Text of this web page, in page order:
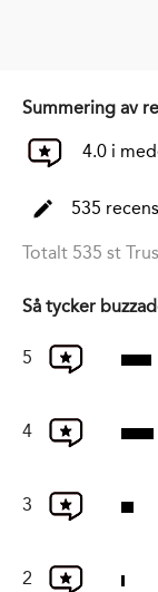
Summering av
4.0 i
535
Totalt 535 st
Så tycker
5
4
3
2